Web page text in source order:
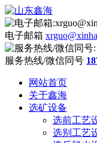
电子邮箱
服务热线/微信同号
网站首页
关于鑫海
选矿设备
选前工艺
选别工艺